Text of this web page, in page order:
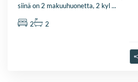
siinä on 2 makuuhuonetta, 2 kyl...
2 2